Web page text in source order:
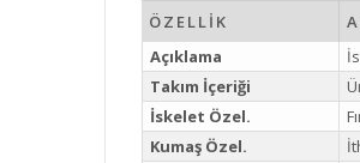
ÖZELLİK
Açıklama
Takım İçeriği
İskelet Özel.
Kumaş Özel.